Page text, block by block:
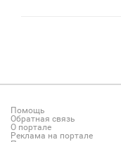
Помощь
Обратная связь
О портале
Реклама на портале